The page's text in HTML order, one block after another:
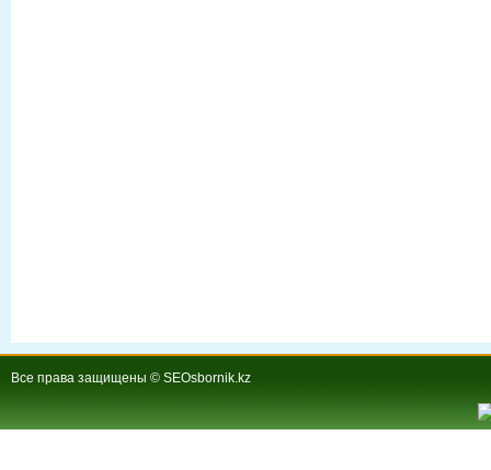
Все права защищены © SEOsbornik.kz